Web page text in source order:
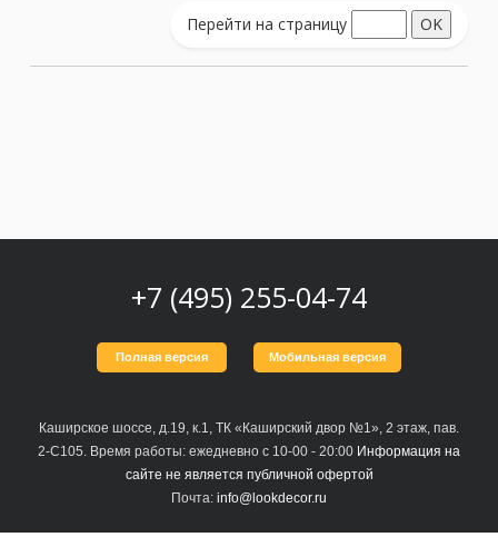
Перейти на страницу
+7 (495) 255-04-74
Полная версия Мобильная версия
Каширское шоссе, д.19, к.1, ТК «Каширский двор №1», 2 этаж, пав.
2-С105. Время работы: ежедневно с 10-00 - 20:00 Информация на
сайте не является публичной офертой
Почта: info@lookdecor.ru